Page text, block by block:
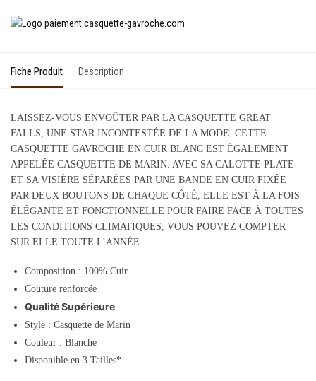
Fiche Produit Description
LAISSEZ-VOUS ENVOÛTER PAR LA CASQUETTE GREAT
FALLS, UNE STAR INCONTESTÉE DE LA MODE. CETTE
CASQUETTE GAVROCHE EN CUIR BLANC EST ÉGALEMENT
APPELÉE CASQUETTE DE MARIN. AVEC SA CALOTTE PLATE
ET SA VISIÈRE SÉPARÉES PAR UNE BANDE EN CUIR FIXÉE
PAR DEUX BOUTONS DE CHAQUE CÔTÉ, ELLE EST À LA FOIS
ÉLÉGANTE ET FONCTIONNELLE POUR FAIRE FACE À TOUTES
LES CONDITIONS CLIMATIQUES, VOUS POUVEZ COMPTER
SUR ELLE TOUTE L’ANNÉE
Composition : 100% Cuir
Couture renforcée
Qualité Supérieure
Style : Casquette de Marin
Couleur : Blanche
Disponible en 3 Tailles*